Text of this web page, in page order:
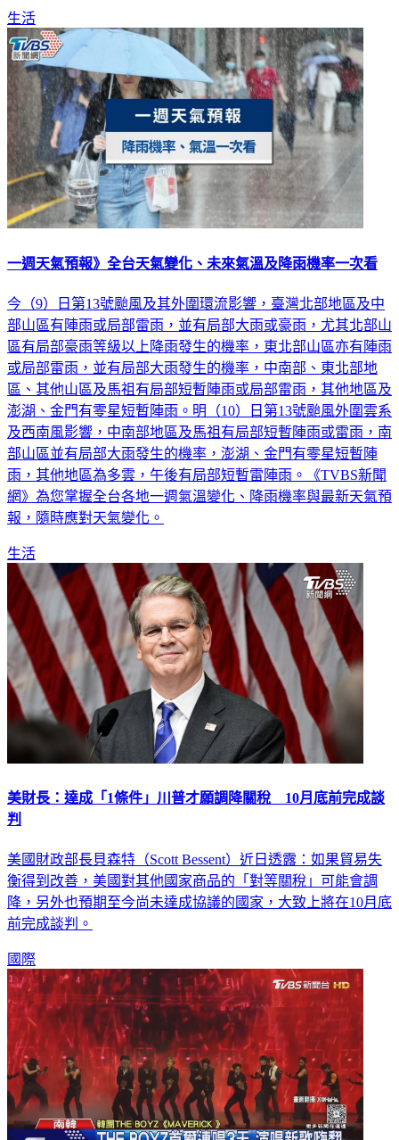
生活
一週天氣預報》全台天氣變化、未來氣溫及降雨機率一次看
今（9）日第13號颱風及其外圍環流影響，臺灣北部地區及中
部山區有陣雨或局部雷雨，並有局部大雨或豪雨，尤其北部山
區有局部豪雨等級以上降雨發生的機率，東北部山區亦有陣雨
或局部雷雨，並有局部大雨發生的機率，中南部、東北部地
區、其他山區及馬祖有局部短暫陣雨或局部雷雨，其他地區及
澎湖、金門有零星短暫陣雨。明（10）日第13號颱風外圍雲系
及西南風影響，中南部地區及馬祖有局部短暫陣雨或雷雨，南
部山區並有局部大雨發生的機率，澎湖、金門有零星短暫陣
雨，其他地區為多雲，午後有局部短暫雷陣雨。《TVBS新聞
網》為您掌握全台各地一週氣溫變化、降雨機率與最新天氣預
報，隨時應對天氣變化。
生活
美財長：達成「1條件」川普才願調降關稅 10月底前完成談
判
美國財政部長貝森特（Scott Bessent）近日透露：如果貿易失
衡得到改善，美國對其他國家商品的「對等關稅」可能會調
降，另外也預期至今尚未達成協議的國家，大致上將在10月底
前完成談判。
國際